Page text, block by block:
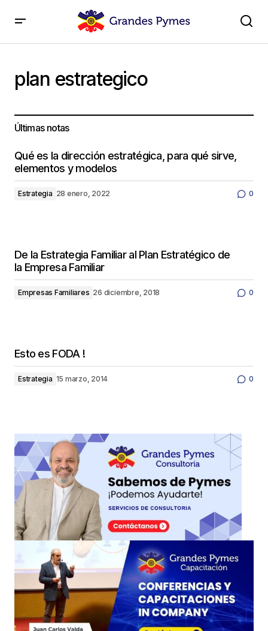
plan estrategico
Últimas notas
Qué es la dirección estratégica, para qué sirve,
elementos y modelos
Estrategia 28 enero, 2022 0
De la Estrategia Familiar al Plan Estratégico de
la Empresa Familiar
Empresas Familiares 26 diciembre, 2018 0
Esto es FODA !
Estrategia 15 marzo, 2014 0